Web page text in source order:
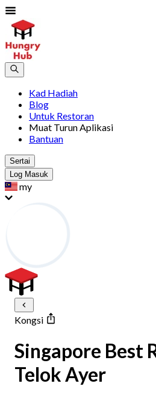
Kad Hadiah
Blog
Untuk Restoran
Muat Turun Aplikasi
Bantuan
Sertai
Log Masuk
my
Kongsi
Singapore Best
Telok Ayer